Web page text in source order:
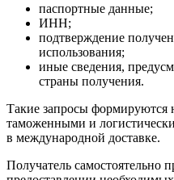
паспортные данные;
ИНН;
подтверждение
использования;
иные сведения,
страны получения.
Такие запросы формируются
таможенными и
в международной доставке.
Получатель самостоятельно